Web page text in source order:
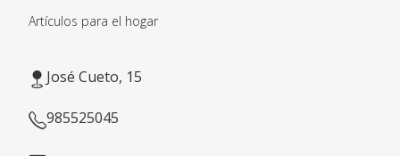
Artículos para el hogar
José Cueto, 15
985525045